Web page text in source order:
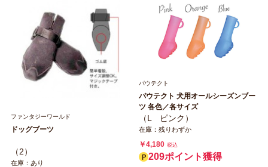
ファンタジーワールド
ドッグブーツ
（2）
在庫：あり
パウテクト
パウテクト 犬用オールシーズンブー
ツ 各色／各サイズ
（L ピンク）
在庫：残りわずか
￥4,180 税込
209ポイント獲得